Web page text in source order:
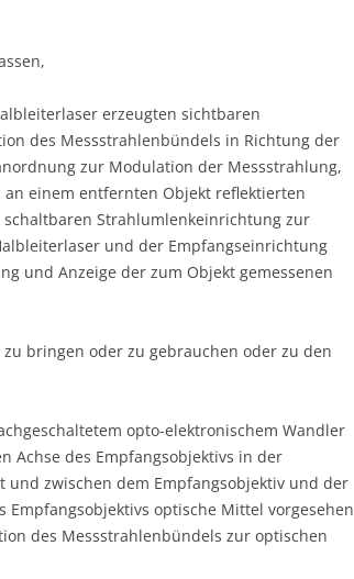
erzeugten sichtbaren
des Messstrahlenbündels in Richtung der
zur Modulation der Messstrahlung,
einem entfernten Objekt reflektierten
Strahlumlenkeinrichtung zur
und der Empfangseinrichtung
und Anzeige der zum Objekt gemessenen
bringen oder zu gebrauchen oder zu den
opto-elektronischem Wandler
Achse des Empfangsobjektivs in der
zwischen dem Empfangsobjektiv und der
optische Mittel vorgesehen
des Messstrahlenbündels zur optischen